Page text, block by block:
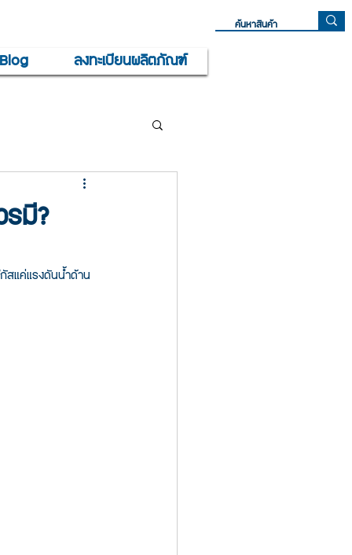
ลงทะเบียนผลิตภัณฑ์
รมี?
สแค่แรงดันน้ำด้าน